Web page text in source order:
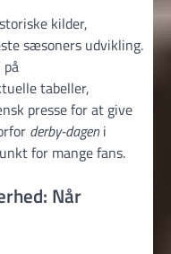
kilder,
sæsoners udvikling.
tabeller,
presse for at give
derby-dageni
for mange fans.
Når